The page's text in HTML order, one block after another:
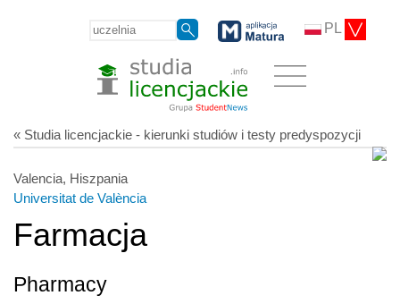
PL
« Studia licencjackie - kierunki studiów i testy predyspozycji
Valencia, Hiszpania
Universitat de València
Farmacja
Pharmacy